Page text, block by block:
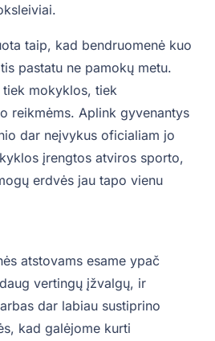
taip, kad bendruomenė kuo
pastatu ne pamokų metu.
mokyklos, tiek
reikmėms. Aplink gyvenantys
dar neįvykus oficialiam jo
įrengtos atviros sporto,
erdvės jau tapo vienu
atstovams esame ypač
vertingų įžvalgų, ir
dar labiau sustiprino
kad galėjome kurti